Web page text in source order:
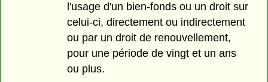
l'usage d'un bien-fonds ou un droit sur
celui-ci, directement ou indirectement
ou par un droit de renouvellement,
pour une période de vingt et un ans
ou plus.